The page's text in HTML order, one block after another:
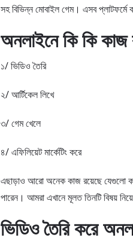
সহ বিভিন্ন মোবাইল গেম। এসব প্লাটফর্মে
অনলাইনে কি কি
১/ ভিডিও তৈরি
২/ আর্টিকেল লিখে
৩/ গেম খেলে
৪/ এফিলিয়েট মার্কেটিং করে
এছাড়াও আরো অনেক কাজ রয়েছে যেগুলো
পারেন। আমরা এখানে মূলত তিনটি বিষয়
ভিডিও তৈরি করে